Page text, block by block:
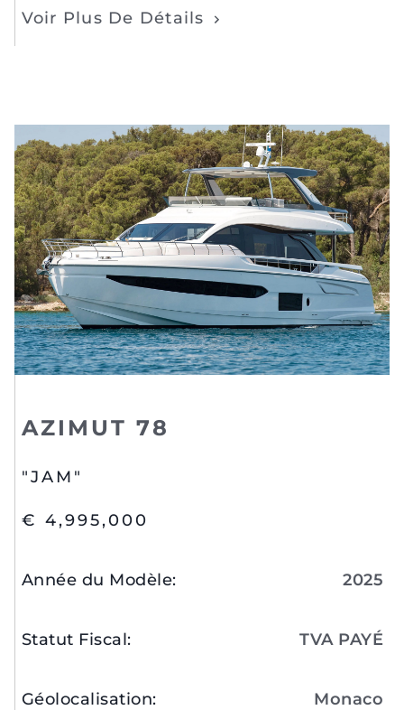
Voir Plus De Détails
AZIMUT 78
"JAM"
€ 4,995,000
Année du Modèle: 2025
Statut Fiscal: TVA PAYÉ
Géolocalisation: Monaco